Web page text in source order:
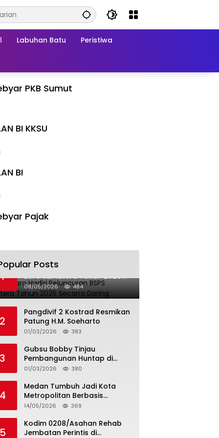
Labuhan Batu Peristiwa
PKB Sumut
BI KKSU
BI
Pajak
Posts
1
Bupati Karo Hadiri Peluncuran
BSPS Sumatera Tahun 2026
Secarra Daring
08/05/2026 484
2
Pangdivif 2 Kostrad Resmikan
Patung H.M. Soeharto
01/03/2026 383
3
Gubsu Bobby Tinjau
Pembangunan Huntap di
Tapteng
01/03/2026 380
4
Medan Tumbuh Jadi Kota
Metropolitan Berbasis
Teknologi
14/05/2026 369
5
Kodim 0208/Asahan Rehab
Jembatan Perintis di